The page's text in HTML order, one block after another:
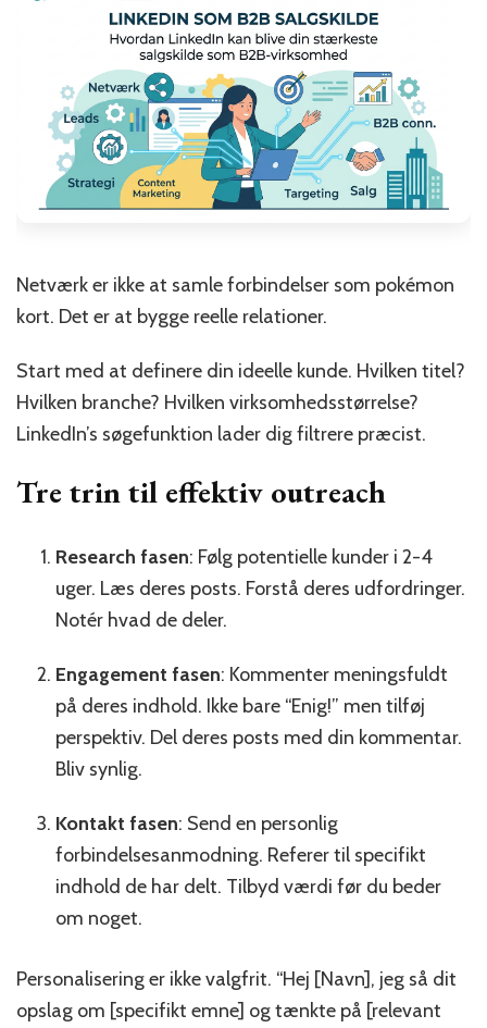
Netværk er ikke at samle forbindelser som pokémon
kort. Det er at bygge reelle relationer.
Start med at definere din ideelle kunde. Hvilken titel?
Hvilken branche? Hvilken virksomhedsstørrelse?
LinkedIn’s søgefunktion lader dig filtrere præcist.
Tre trin til effektiv outreach
Research fasen: Følg potentielle kunder i 2-4
uger. Læs deres posts. Forstå deres udfordringer.
Notér hvad de deler.
Engagement fasen: Kommenter meningsfuldt
på deres indhold. Ikke bare “Enig!” men tilføj
perspektiv. Del deres posts med din kommentar.
Bliv synlig.
Kontakt fasen: Send en personlig
forbindelsesanmodning. Referer til specifikt
indhold de har delt. Tilbyd værdi før du beder
om noget.
Personalisering er ikke valgfrit. “Hej [Navn], jeg så dit
opslag om [specifikt emne] og tænkte på [relevant